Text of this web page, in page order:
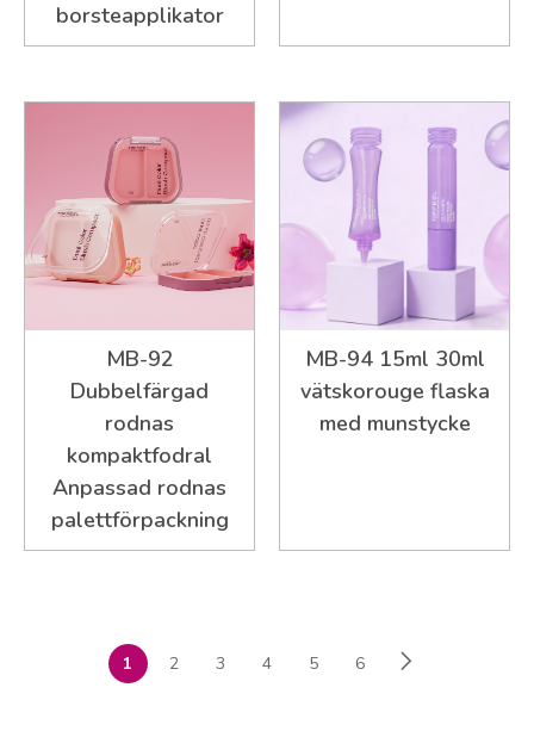
borsteapplikator
MB-92
Dubbelfärgad
rodnas
kompaktfodral
Anpassad rodnas
palettförpackning
MB-94 15ml 30ml
vätskorouge flaska
med munstycke
1 2 3 4 5 6